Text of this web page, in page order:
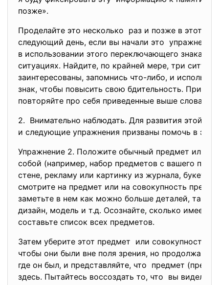
позже».
Проделайте это несколько раз и позже в этот
следующий день, если вы начали это
в использовании этого переключающего знака в
ситуациях. Найдите, по крайней мере, три
заинтересованы, запомнись что-либо, и
знак, чтобы повысить свою бдительность. При
повторяйте про себя приведенные выше слова.
2. Внимательно наблюдать. Для развития этой
и следующие упражнения призваны помочь в
Упражнение 2. Положите обычный предмет или
собой (например, набор предметов с вашего
стене, рекламу или картинку из журнала, букет
смотрите на предмет или на совокупность
заметьте в нем как можно больше деталей,
дизайн, модель и т.д. Осознайте, сколько
составьте список всех предметов.
Затем уберите этот предмет или совокупность
чтобы они были вне поля зрения, но продолжайте
где он был, и представляйте, что предмет
здесь. Пытайтесь воссоздать то, что вы видели,